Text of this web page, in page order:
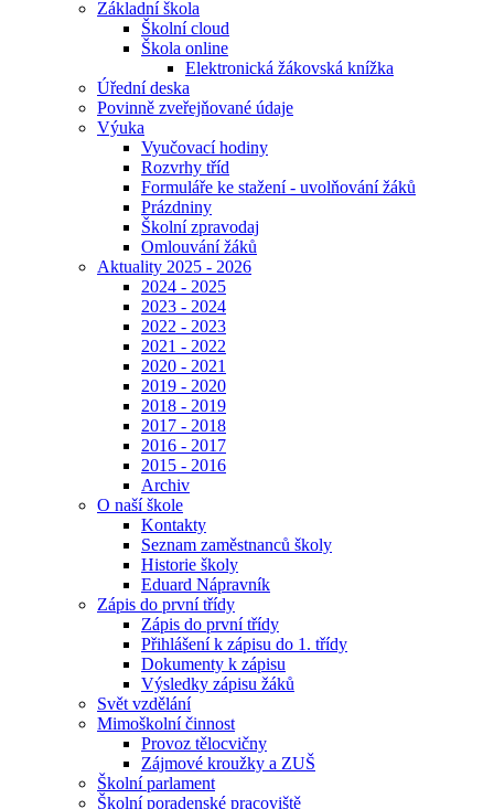
Základní škola
Školní cloud
Škola online
Elektronická žákovská knížka
Úřední deska
Povinně zveřejňované údaje
Výuka
Vyučovací hodiny
Rozvrhy tříd
Formuláře ke stažení - uvolňování žáků
Prázdniny
Školní zpravodaj
Omlouvání žáků
Aktuality 2025 - 2026
2024 - 2025
2023 - 2024
2022 - 2023
2021 - 2022
2020 - 2021
2019 - 2020
2018 - 2019
2017 - 2018
2016 - 2017
2015 - 2016
Archiv
O naší škole
Kontakty
Seznam zaměstnanců školy
Historie školy
Eduard Nápravník
Zápis do první třídy
Zápis do první třídy
Přihlášení k zápisu do 1. třídy
Dokumenty k zápisu
Výsledky zápisu žáků
Svět vzdělání
Mimoškolní činnost
Provoz tělocvičny
Zájmové kroužky a ZUŠ
Školní parlament
Školní poradenské pracoviště